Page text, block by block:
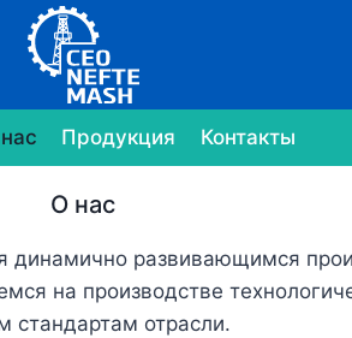
Продукция Контакты
О нас
динамично развивающимся
на производстве
стандартам отрасли.